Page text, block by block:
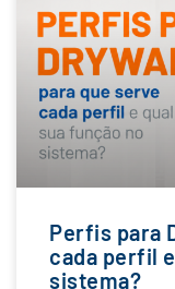
Perfis para
cada perfil
sistema?